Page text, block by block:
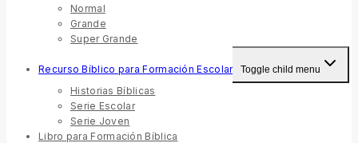
Normal
Grande
Super Grande
Recurso Bíblico para Formación Escolar Toggle child menu
Historias Bíblicas
Serie Escolar
Serie Joven
Libro para Formación Bíblica